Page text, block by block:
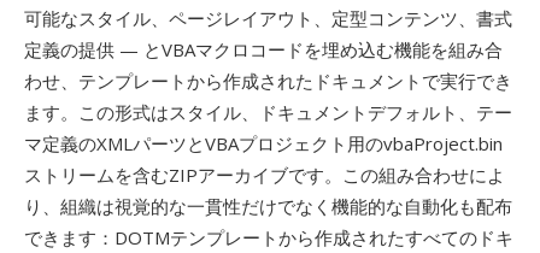
可能なスタイル、ページレイアウト、定型コンテンツ、書式
定義の提供 — とVBAマクロコードを埋め込む機能を組み合
わせ、テンプレートから作成されたドキュメントで実行でき
ます。この形式はスタイル、ドキュメントデフォルト、テー
マ定義のXMLパーツとVBAプロジェクト用のvbaProject.bin
ストリームを含むZIPアーカイブです。この組み合わせによ
り、組織は視覚的な一貫性だけでなく機能的な自動化も配布
できます：DOTMテンプレートから作成されたすべてのドキ